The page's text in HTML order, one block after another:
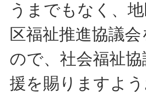
うまでもなく、
区福祉推進協議
ので、社会福祉
援を賜りますよ